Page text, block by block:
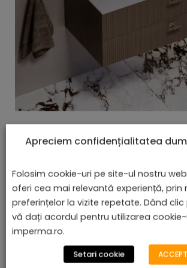
De la 610,08 lei
Afișez toate cele 4
Apreciem confidențialitatea
Folosim cookie-uri pe site-ul nostru
oferi cea mai relevantă experiență, prin
preferințelor la vizite repetate. Dând clic
vă dați acordul pentru utilizarea
imperma.ro.
Setari cookie